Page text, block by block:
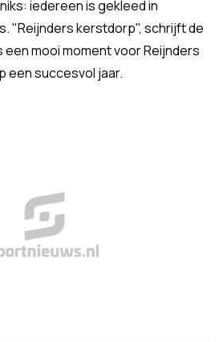
iedereen is gekleed in
"Reijnders kerstdorp", schrijft de
mooi moment voor Reijnders
een succesvol jaar.